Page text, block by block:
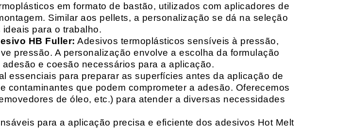
em formato de bastão, utilizados com aplicadores de
Similar aos pellets, a personalização se dá na seleção
para o trabalho.
HB Fuller: Adesivos termoplásticos sensíveis à pressão,
pressão. A personalização envolve a escolha da formulação
e coesão necessários para a aplicação.
essenciais para preparar as superfícies antes da aplicação de
contaminantes que podem comprometer a adesão. Oferecemos
de óleo, etc.) para atender a diversas necessidades
para a aplicação precisa e eficiente dos adesivos Hot Melt